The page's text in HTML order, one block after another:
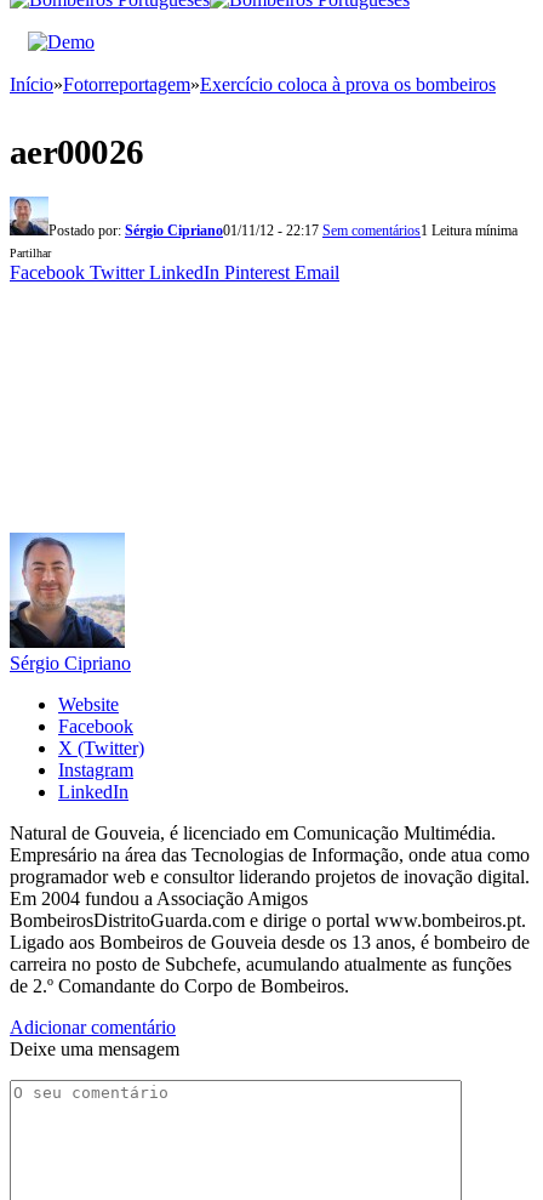
Início»Fotorreportagem»Exercício coloca à prova os bombeiros
aer00026
Postado por: Sérgio Cipriano01/11/12 - 22:17 Sem comentários1 Leitura mínima
Partilhar
Facebook Twitter LinkedIn Pinterest Email
Sérgio Cipriano
Website
Facebook
X (Twitter)
Instagram
LinkedIn
Natural de Gouveia, é licenciado em Comunicação Multimédia.
Empresário na área das Tecnologias de Informação, onde atua como
programador web e consultor liderando projetos de inovação digital.
Em 2004 fundou a Associação Amigos
BombeirosDistritoGuarda.com e dirige o portal www.bombeiros.pt.
Ligado aos Bombeiros de Gouveia desde os 13 anos, é bombeiro de
carreira no posto de Subchefe, acumulando atualmente as funções
de 2.º Comandante do Corpo de Bombeiros.
Adicionar comentário
Deixe uma mensagem